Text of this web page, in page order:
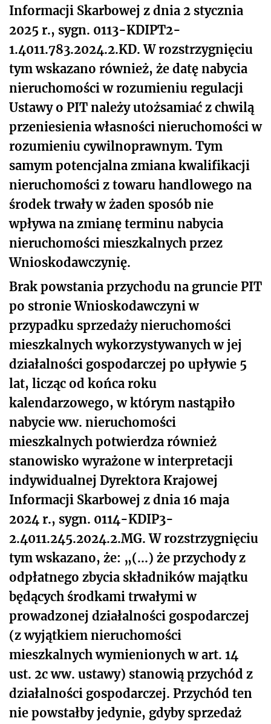
Informacji Skarbowej z dnia 2 stycznia
2025 r., sygn. 0113-KDIPT2-
1.4011.783.2024.2.KD. W rozstrzygnięciu
tym wskazano również, że datę nabycia
nieruchomości w rozumieniu regulacji
Ustawy o PIT należy utożsamiać z chwilą
przeniesienia własności nieruchomości w
rozumieniu cywilnoprawnym. Tym
samym potencjalna zmiana kwalifikacji
nieruchomości z towaru handlowego na
środek trwały w żaden sposób nie
wpływa na zmianę terminu nabycia
nieruchomości mieszkalnych przez
Wnioskodawczynię.
Brak powstania przychodu na gruncie PIT
po stronie Wnioskodawczyni w
przypadku sprzedaży nieruchomości
mieszkalnych wykorzystywanych w jej
działalności gospodarczej po upływie 5
lat, licząc od końca roku
kalendarzowego, w którym nastąpiło
nabycie ww. nieruchomości
mieszkalnych potwierdza również
stanowisko wyrażone w interpretacji
indywidualnej Dyrektora Krajowej
Informacji Skarbowej z dnia 16 maja
2024 r., sygn. 0114-KDIP3-
2.4011.245.2024.2.MG. W rozstrzygnięciu
tym wskazano, że: „(...) że przychody z
odpłatnego zbycia składników majątku
będących środkami trwałymi w
prowadzonej działalności gospodarczej
(z wyjątkiem nieruchomości
mieszkalnych wymienionych w art. 14
ust. 2c ww. ustawy) stanowią przychód z
działalności gospodarczej. Przychód ten
nie powstałby jedynie, gdyby sprzedaż